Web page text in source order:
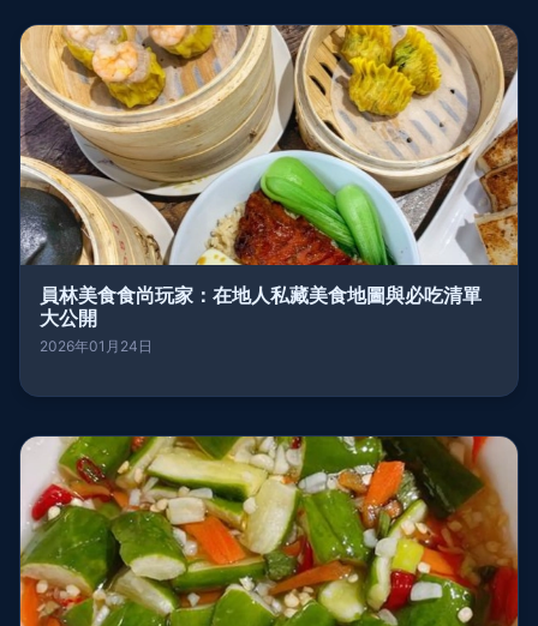
員林美食食尚玩家：在地人私藏美食地圖與必吃清單
大公開
2026年01月24日